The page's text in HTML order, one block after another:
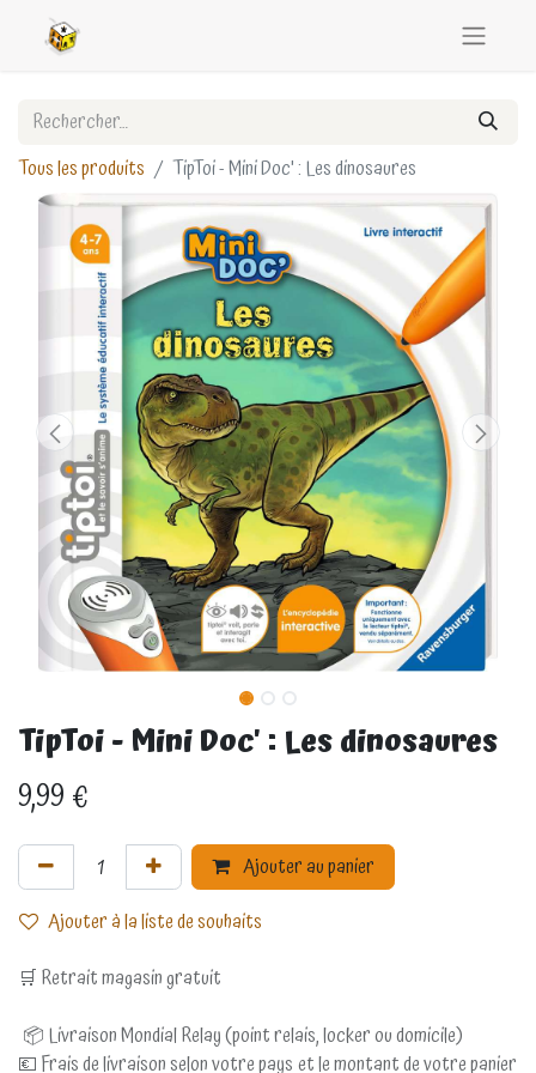
Tous les produits TipToi - Mini Doc' : Les dinosaures
TipToi - Mini Doc' : Les dinosaures
9,99€
Ajouter au panier
Ajouter à la liste de souhaits
🛒 Retrait magasin gratuit
📦 Livraison Mondial Relay (point relais, locker ou domicile)
💶 Frais de livraison selon votre pays et le montant de votre panier